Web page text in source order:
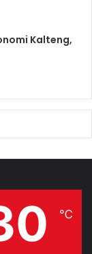
Kalteng,
℃